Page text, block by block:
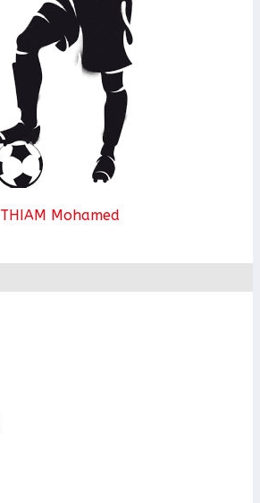
THIAM Mohamed